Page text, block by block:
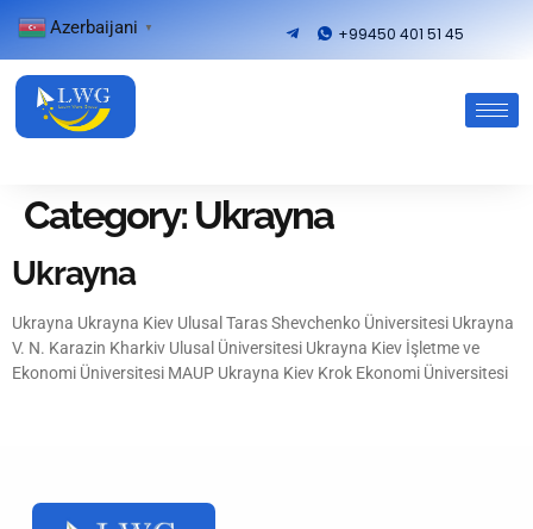
Azerbaijani ▼ +99450 401 51 45
Category: Ukrayna
Ukrayna
Ukrayna Ukrayna Kiev Ulusal Taras Shevchenko Üniversitesi Ukrayna
V. N. Karazin Kharkiv Ulusal Üniversitesi Ukrayna Kiev İşletme ve
Ekonomi Üniversitesi MAUP Ukrayna Kiev Krok Ekonomi Üniversitesi